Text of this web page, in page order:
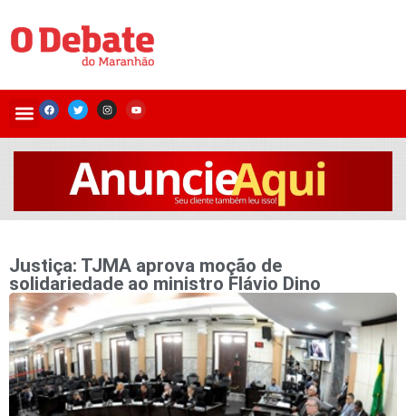
Justiça: TJMA aprova moção de
solidariedade ao ministro Flávio Dino